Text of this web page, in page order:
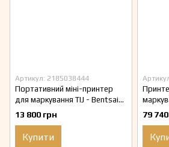
Артикул: 2185038444
Портативний міні-принтер
для маркування TIJ - Bentsai
B10
13 800 грн
Купити
79